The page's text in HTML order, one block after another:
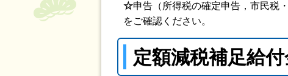
☆申告（所得税の確定申告，市民税
をご確認ください。
定額減税補足給